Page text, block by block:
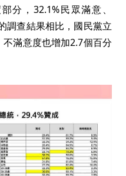
分，32.1%民眾滿意、
調查結果相比，國民黨立
滿意度也增加2.7個百分